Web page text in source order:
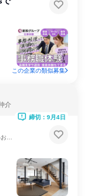
この企業の類似募集
介
締切：9月4日